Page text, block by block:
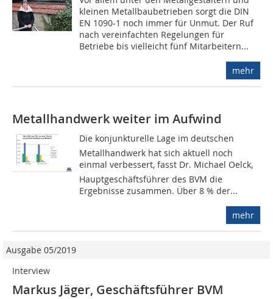
kleinen Metallbaubetrieben sorgt die DIN
EN 1090-1 noch immer für Unmut. Der Ruf
nach vereinfachten Regelungen für
Betriebe bis vielleicht fünf Mitarbeitern...
mehr
Metallhandwerk weiter im Aufwind
Die konjunkturelle Lage im deutschen
Metallhandwerk hat sich aktuell noch
einmal verbessert, fasst Dr. Michael Oelck,
Hauptgeschäftsführer des BVM die
Ergebnisse zusammen. Über 8 % der...
mehr
Ausgabe 05/2019
Interview
Markus Jäger, Geschäftsführer BVM